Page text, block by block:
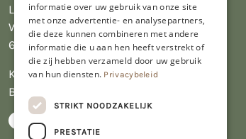
Limburgs Bakwinkeltje
Wijngaardsweg 16
6412 PJ Heerlen
KVK 14069470
BTW NL809913914.B01
informatie over uw gebruik van onze site
met onze advertentie- en analysepartners,
die deze kunnen combineren met andere
informatie die u aan hen heeft verstrekt of
die zij hebben verzameld door uw gebruik
van hun diensten. Privacybeleid
STRIKT NOODZAKELIJK
PRESTATIE